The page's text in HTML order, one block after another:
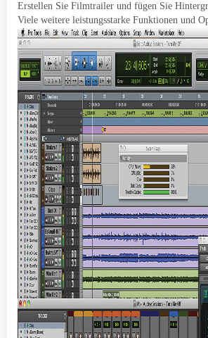
Erstellen Sie Filmtrailer und fügen Sie
Viele weitere leistungsstarke Funktionen und